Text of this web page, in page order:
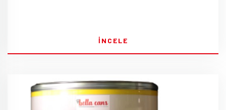
İNCELE